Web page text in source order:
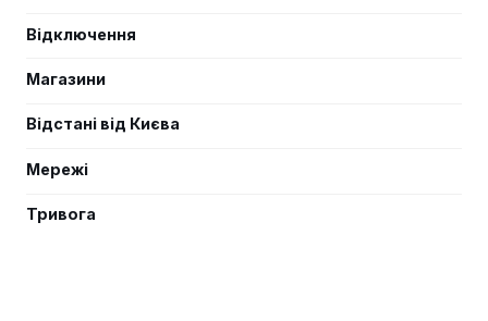
Відключення
Магазини
Відстані від Києва
Мережі
Тривога